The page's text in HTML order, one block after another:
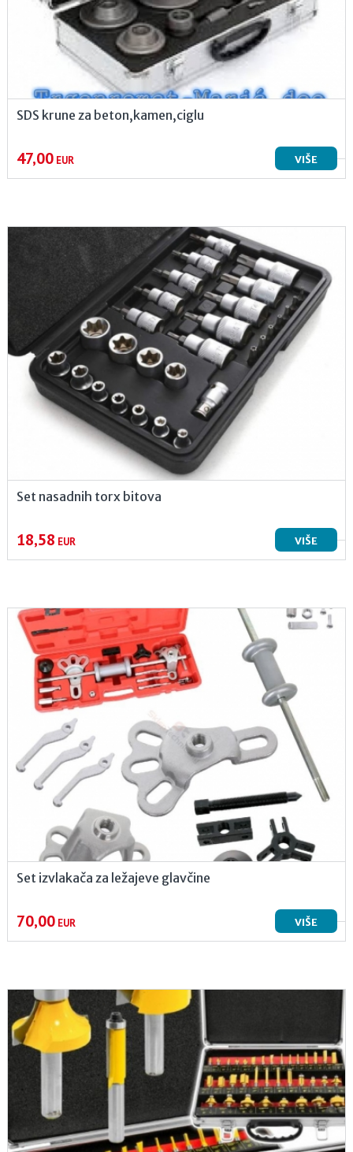
SDS krune za beton,kamen,ciglu
47,00EUR VIŠE
Set nasadnih torx bitova
18,58 EUR VIŠE
Set izvlakača za ležajeve glavčine
70,00EUR VIŠE